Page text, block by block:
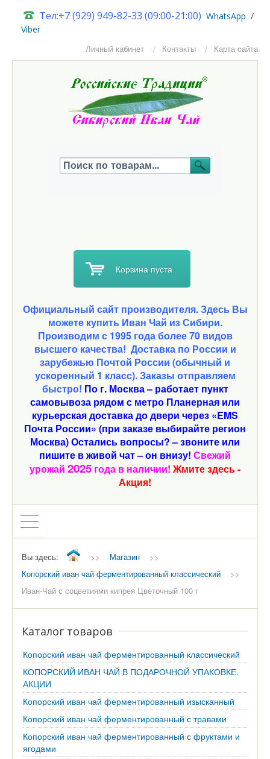
Тел:+7 (929) 949-82-33 (09:00-21:00) WhatsApp /
Viber
Личный кабинет
Контакты Карта сайта
Корзина пуста
Официальный сайт производителя. Здесь Вы
можете купить Иван Чай из Сибири.
Производим с 1995 года более 70 видов
высшего качества! Доставка по России и
зарубежью Почтой России (обычный и
ускоренный 1 класс). Заказы отправляем
быстро! По г. Москва – работает пункт
самовывоза рядом с метро Планерная или
курьерская доставка до двери через «EMS
Почта России» (при заказе выбирайте регион
Москва) Остались вопросы? – звоните или
пишите в живой чат – он внизу! Свежий
урожай 2025 года в наличии! Жмите здесь -
Акция!
Вы здесь: >> Магазин
>>
Копорский иван чай ферментированный классический
>>
Иван-Чай с соцветиями кипрея Цветочный 100 г
Каталог товаров
Копорский иван чай ферментированный классический
КОПОРСКИЙ ИВАН ЧАЙ В ПОДАРОЧНОЙ УПАКОВКЕ.
АКЦИИ
Копорский иван чай ферментированный изысканный
Копорский иван чай ферментированный с травами
Копорский иван чай ферментированный с фруктами и
ягодами